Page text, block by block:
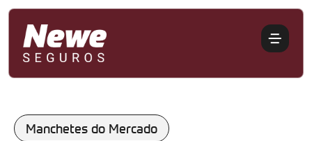
Manchetes do Mercado